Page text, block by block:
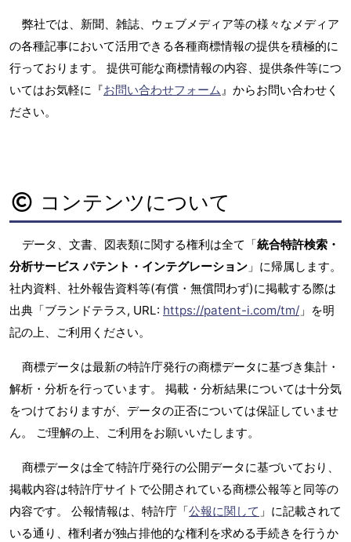
弊社では、新聞、雑誌、ウェブメディア等の様々なメディア
の各種記事において活用できる各種商標情報の提供を積極的に
行っております。 提供可能な商標情報の内容、提供条件等につ
いてはお気軽に『お問い合わせフォーム』からお問い合わせく
ださい。
コンテンツについて
データ、文書、図表類に関する権利は全て「統合特許検索・
分析サービス パテント・インテグレーション 」に帰属します。
社内資料、社外報告資料等(有償・無償問わず)に掲載する際は
出典「ブランドテラス, URL: https://patent-i.com/tm/ 」を明
記の上、ご利用ください。
商標データは最新の特許庁発行の商標データに基づき集計・
解析・分析を行っています。 掲載・分析結果については十分気
をつけておりますが、データの正否については保証していませ
ん。 ご理解の上、ご利用をお願いいたします。
商標データは全て特許庁発行の公開データに基づいており、
掲載内容は特許庁サイトで公開されている商標公報等と同等の
内容です。 公報情報は、特許庁「公報に関して 」に記載されて
いる通り、権利者が独占排他的な権利を求める手続きを行うか